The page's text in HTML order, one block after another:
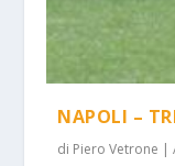
NAPOLI –
di Piero Vetrone |